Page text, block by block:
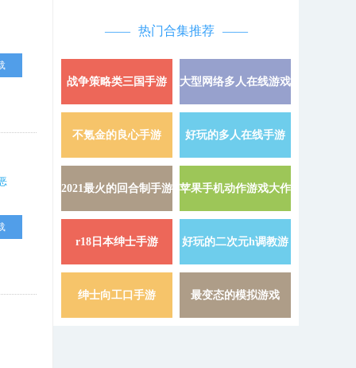
热门合集推荐
战争策略类三国手游 详情 »
大型网络多人在线游戏
不氪金的良心手游 详情 »
好玩的多人在线手游
2021最火的回合制手游 详情 »
苹果手机动作游戏大作
r18日本绅士手游 详情 »
好玩的二次元h调教游
戏
绅士向工口手游 详情 »
最变态的模拟游戏